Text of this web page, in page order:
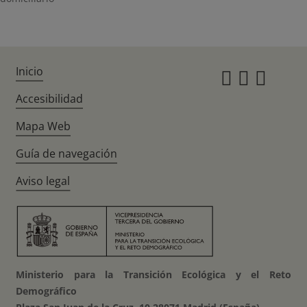
Inicio
Accesibilidad
Mapa Web
Guía de navegación
Aviso legal
Ministerio para la Transición Ecológica y el Reto
Demográfico